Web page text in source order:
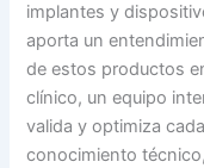
implantes y
aporta un
de estos productos
clínico, un equipo
valida y optimiza
conocimiento